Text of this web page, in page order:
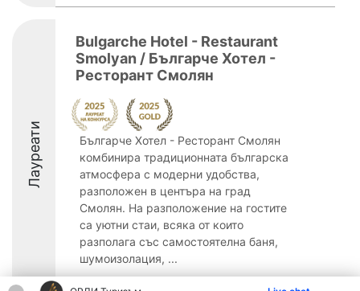
Лауреати
Bulgarche Hotel - Restaurant
Smolyan / Българче Хотел -
Ресторант Смолян
Българче Хотел - Ресторант Смолян
комбинира традиционната българска
атмосфера с модерни удобства,
разположен в центъра на град
Смолян. На разположение на гостите
са уютни стаи, всяка от които
разполага със самостоятелна баня,
шумоизолация, ...